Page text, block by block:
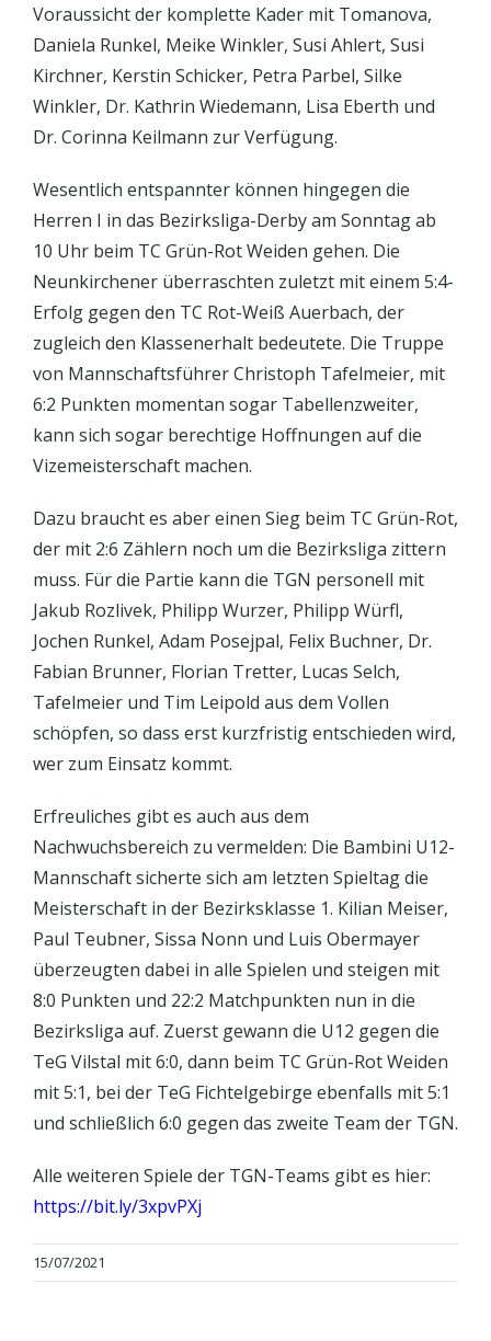
Voraussicht der komplette Kader mit Tomanova,
Daniela Runkel, Meike Winkler, Susi Ahlert, Susi
Kirchner, Kerstin Schicker, Petra Parbel, Silke
Winkler, Dr. Kathrin Wiedemann, Lisa Eberth und
Dr. Corinna Keilmann zur Verfügung.
Wesentlich entspannter können hingegen die
Herren I in das Bezirksliga-Derby am Sonntag ab
10 Uhr beim TC Grün-Rot Weiden gehen. Die
Neunkirchener überraschten zuletzt mit einem 5:4-
Erfolg gegen den TC Rot-Weiß Auerbach, der
zugleich den Klassenerhalt bedeutete. Die Truppe
von Mannschaftsführer Christoph Tafelmeier, mit
6:2 Punkten momentan sogar Tabellenzweiter,
kann sich sogar berechtige Hoffnungen auf die
Vizemeisterschaft machen.
Dazu braucht es aber einen Sieg beim TC Grün-Rot,
der mit 2:6 Zählern noch um die Bezirksliga zittern
muss. Für die Partie kann die TGN personell mit
Jakub Rozlivek, Philipp Wurzer, Philipp Würfl,
Jochen Runkel, Adam Posejpal, Felix Buchner, Dr.
Fabian Brunner, Florian Tretter, Lucas Selch,
Tafelmeier und Tim Leipold aus dem Vollen
schöpfen, so dass erst kurzfristig entschieden wird,
wer zum Einsatz kommt.
Erfreuliches gibt es auch aus dem
Nachwuchsbereich zu vermelden: Die Bambini U12-
Mannschaft sicherte sich am letzten Spieltag die
Meisterschaft in der Bezirksklasse 1. Kilian Meiser,
Paul Teubner, Sissa Nonn und Luis Obermayer
überzeugten dabei in alle Spielen und steigen mit
8:0 Punkten und 22:2 Matchpunkten nun in die
Bezirksliga auf. Zuerst gewann die U12 gegen die
TeG Vilstal mit 6:0, dann beim TC Grün-Rot Weiden
mit 5:1, bei der TeG Fichtelgebirge ebenfalls mit 5:1
und schließlich 6:0 gegen das zweite Team der TGN.
Alle weiteren Spiele der TGN-Teams gibt es hier:
https://bit.ly/3xpvPXj
15/07/2021